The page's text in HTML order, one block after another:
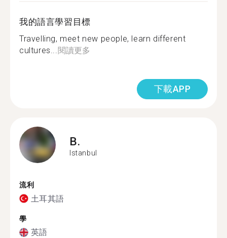
我的語言學習目標
Travelling, meet new people, learn different
cultures...閱讀更多
下載APP
B.
Istanbul
流利
土耳其語
學
英語